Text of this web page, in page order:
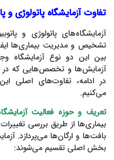
تفاوت آزمایشگاه پاتولوژی و
آزمایشگاه‌های پاتولوژی و
تشخیص و مدیریت بیماری‌ها
بین این دو نوع آزمایشگاه
آزمایش‌ها و تخصص‌هایی که در
در ادامه، تفاوت‌های اصلی
می‌کنیم.
تعریف و حوزه فعالیت
بیماری‌ها از طریق بررسی
بافت‌ها و ارگان‌ها می‌پردازد.
بخش اصلی تقسیم می‌شوند: